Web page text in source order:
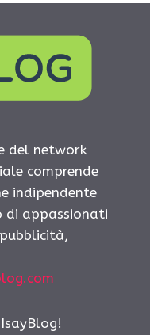
del network
comprende
indipendente
di appassionati